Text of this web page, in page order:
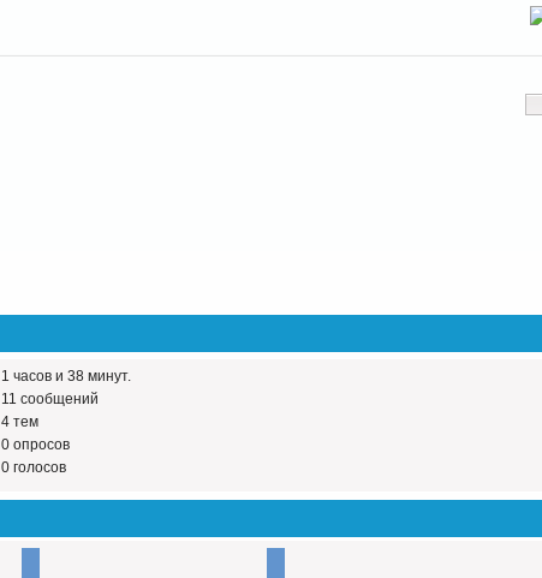
1 часов и 38 минут.
11 сообщений
4 тем
0 опросов
0 голосов